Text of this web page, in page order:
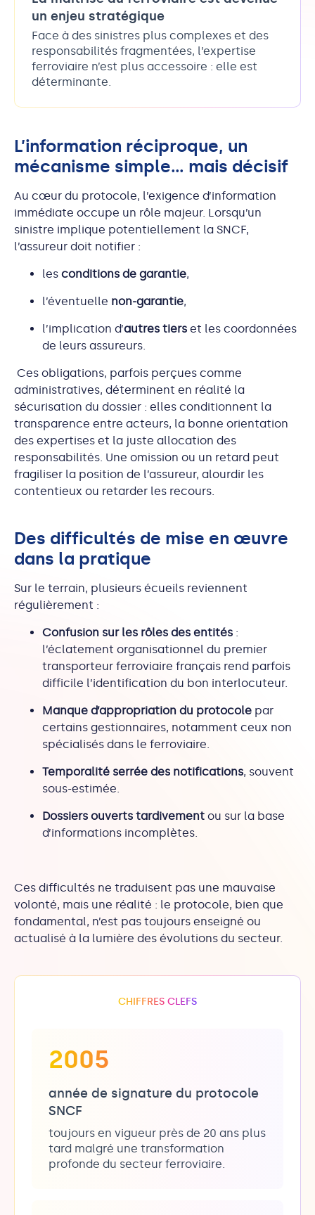
un enjeu stratégique
Face à des sinistres plus complexes et des
responsabilités fragmentées, l’expertise
ferroviaire n’est plus accessoire : elle est
déterminante.
L’information réciproque, un
mécanisme simple… mais décisif
Au cœur du protocole, l’exigence d’information
immédiate occupe un rôle majeur. Lorsqu’un
sinistre implique potentiellement la SNCF,
l’assureur doit notifier :
les conditions de garantie,
l’éventuelle non-garantie,
l’implication d’autres tiers et les coordonnées
de leurs assureurs.
Ces obligations, parfois perçues comme
administratives, déterminent en réalité la
sécurisation du dossier : elles conditionnent la
transparence entre acteurs, la bonne orientation
des expertises et la juste allocation des
responsabilités. Une omission ou un retard peut
fragiliser la position de l’assureur, alourdir les
contentieux ou retarder les recours.
Des difficultés de mise en œuvre
dans la pratique
Sur le terrain, plusieurs écueils reviennent
régulièrement :
Confusion sur les rôles des entités :
l’éclatement organisationnel du premier
transporteur ferroviaire français rend parfois
difficile l’identification du bon interlocuteur.
Manque d’appropriation du protocole par
certains gestionnaires, notamment ceux non
spécialisés dans le ferroviaire.
Temporalité serrée des notifications, souvent
sous-estimée.
Dossiers ouverts tardivement ou sur la base
d’informations incomplètes.
Ces difficultés ne traduisent pas une mauvaise
volonté, mais une réalité : le protocole, bien que
fondamental, n’est pas toujours enseigné ou
actualisé à la lumière des évolutions du secteur.
CHIFFRES CLEFS
2005
année de signature du protocole
SNCF
toujours en vigueur près de 20 ans plus
tard malgré une transformation
profonde du secteur ferroviaire.